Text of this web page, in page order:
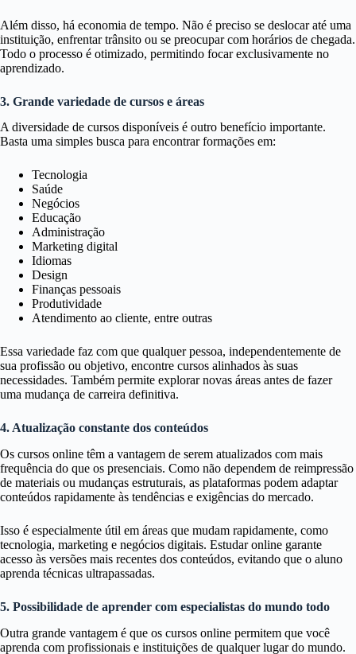
Além disso, há economia de tempo. Não é preciso se deslocar até uma
instituição, enfrentar trânsito ou se preocupar com horários de chegada.
Todo o processo é otimizado, permitindo focar exclusivamente no
aprendizado.
3. Grande variedade de cursos e áreas
A diversidade de cursos disponíveis é outro benefício importante.
Basta uma simples busca para encontrar formações em:
Tecnologia
Saúde
Negócios
Educação
Administração
Marketing digital
Idiomas
Design
Finanças pessoais
Produtividade
Atendimento ao cliente, entre outras
Essa variedade faz com que qualquer pessoa, independentemente de
sua profissão ou objetivo, encontre cursos alinhados às suas
necessidades. Também permite explorar novas áreas antes de fazer
uma mudança de carreira definitiva.
4. Atualização constante dos conteúdos
Os cursos online têm a vantagem de serem atualizados com mais
frequência do que os presenciais. Como não dependem de reimpressão
de materiais ou mudanças estruturais, as plataformas podem adaptar
conteúdos rapidamente às tendências e exigências do mercado.
Isso é especialmente útil em áreas que mudam rapidamente, como
tecnologia, marketing e negócios digitais. Estudar online garante
acesso às versões mais recentes dos conteúdos, evitando que o aluno
aprenda técnicas ultrapassadas.
5. Possibilidade de aprender com especialistas do mundo todo
Outra grande vantagem é que os cursos online permitem que você
aprenda com profissionais e instituições de qualquer lugar do mundo.